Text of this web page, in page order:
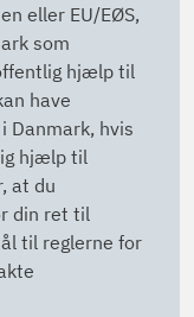
eller EU/EØS,
som
hjælp til
have
Danmark, hvis
hjælp til
at du
din ret til
til reglerne for